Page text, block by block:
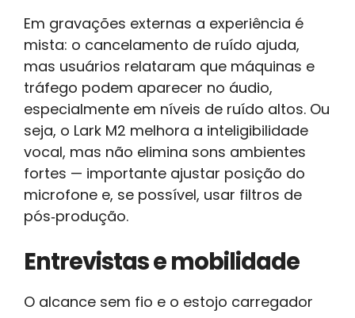
Em gravações externas a experiência é
mista: o cancelamento de ruído ajuda,
mas usuários relataram que máquinas e
tráfego podem aparecer no áudio,
especialmente em níveis de ruído altos. Ou
seja, o Lark M2 melhora a inteligibilidade
vocal, mas não elimina sons ambientes
fortes — importante ajustar posição do
microfone e, se possível, usar filtros de
pós‑produção.
Entrevistas e mobilidade
O alcance sem fio e o estojo carregador